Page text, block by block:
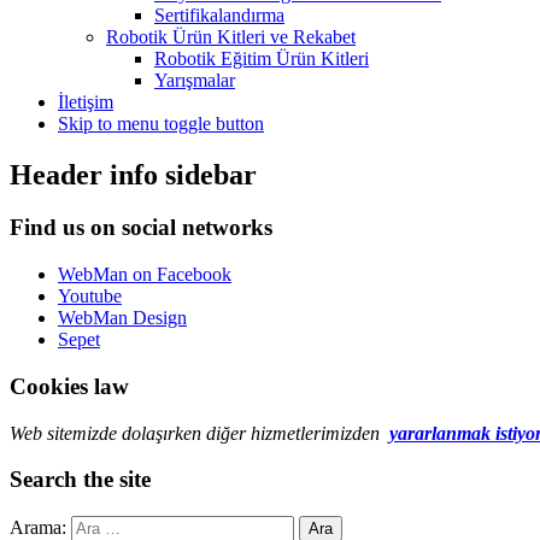
Sertifikalandırma
Robotik Ürün Kitleri ve Rekabet
Robotik Eğitim Ürün Kitleri
Yarışmalar
İletişim
Skip to menu toggle button
Header info sidebar
Find us on social networks
WebMan on Facebook
Youtube
WebMan Design
Sepet
Cookies law
Web sitemizde dolaşırken diğer hizmetlerimizden yararlanmak
Search the site
Arama: